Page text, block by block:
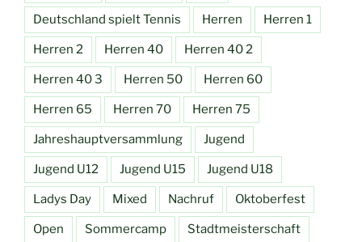
Deutschland spielt Tennis Herren Herren 1
Herren 2 Herren 40 Herren 40 2
Herren 40 3 Herren 50 Herren 60
Herren 65 Herren 70 Herren 75
Jahreshauptversammlung Jugend
Jugend U12 Jugend U15 Jugend U18
Ladys Day Mixed Nachruf Oktoberfest
Open Sommercamp Stadtmeisterschaft